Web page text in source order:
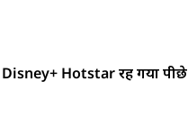
Disney+ Hotstar रह गया पीछे